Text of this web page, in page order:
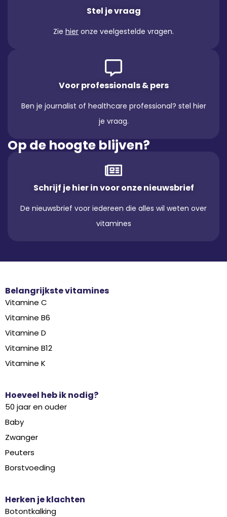
Stel je vraag
Zie hier onze veelgestelde vragen.
Voor professionals & pers
Ben je journalist of healthcare professional? stel hier
je vraag.
Op de hoogte blijven?
Schrijf je hier in voor onze nieuwsbrief
De nieuwsbrief voor iedereen die alles wil weten over
vitamines
Belangrijkste vitamines
Vitamine C
Vitamine B6
Vitamine D
Vitamine B12
Vitamine K
Hoeveel heb ik nodig?
50 jaar en ouder
Baby
Zwanger
Peuters
Borstvoeding
Herken je klachten
Botontkalking